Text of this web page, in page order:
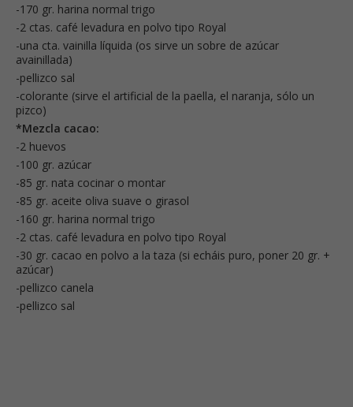
-170 gr. harina normal trigo
-2 ctas. café levadura en polvo tipo Royal
-una cta. vainilla líquida (os sirve un sobre de azúcar
avainillada)
-pellizco sal
-colorante (sirve el artificial de la paella, el naranja, sólo un
pizco)
*Mezcla cacao:
-2 huevos
-100 gr. azúcar
-85 gr. nata cocinar o montar
-85 gr. aceite oliva suave o girasol
-160 gr. harina normal trigo
-2 ctas. café levadura en polvo tipo Royal
-30 gr. cacao en polvo a la taza (si echáis puro, poner 20 gr. +
azúcar)
-pellizco canela
-pellizco sal